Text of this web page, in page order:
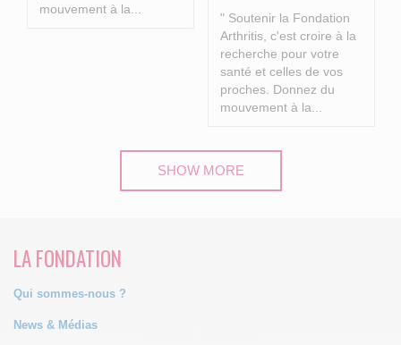
mouvement à la...
" Soutenir la Fondation
Arthritis, c'est croire à la
recherche pour votre
santé et celles de vos
proches. Donnez du
mouvement à la...
SHOW MORE
LA FONDATION
Qui sommes-nous ?
News & Médias